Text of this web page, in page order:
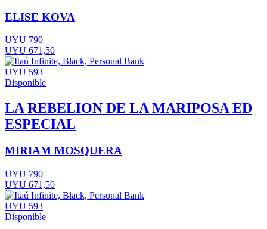
ELISE KOVA
UYU 790
UYU 671,50
UYU 593
Disponible
LA REBELION DE LA MARIPOSA ED
ESPECIAL
MIRIAM MOSQUERA
UYU 790
UYU 671,50
UYU 593
Disponible